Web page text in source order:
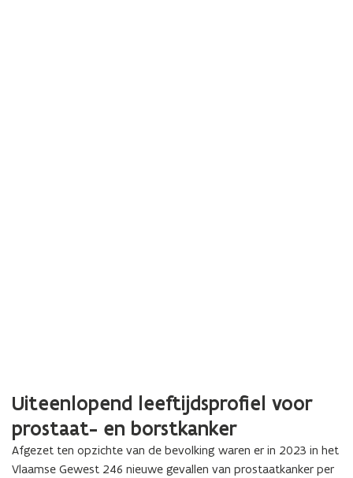
Uiteenlopend leeftijdsprofiel voor
prostaat- en borstkanker
Afgezet ten opzichte van de bevolking waren er in 2023 in het
Vlaamse Gewest 246 nieuwe gevallen van prostaatkanker per